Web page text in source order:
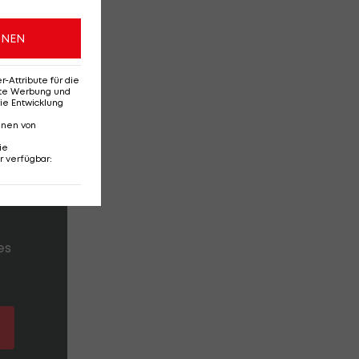
Attribute für die
Werbung und
Entwicklung
von
verfügbar: